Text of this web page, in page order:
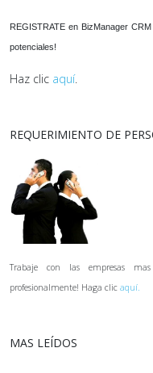
REGISTRATE en BizManager
potenciales!
Haz clic aquí.
REQUERIMIENTO DE
Trabaje con las empresas
profesionalmente! Haga clic aquí.
MAS LEÍDOS